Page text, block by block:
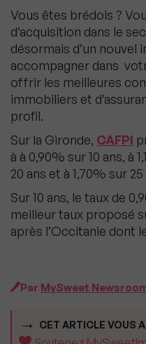
Vous êtes brédois ?
d’acquisition dans le
désormais d’un
accompagner dans
offrir les meilleures
immobiliers et
profil.
Sur la Gironde, CAFPI
à à 0,90% sur 10 ans, à
20 ans et à 1,70% sur 25
Sur 10 ans, le taux de
meilleur taux proposé
après l’Occitanie dont
Par MySweet
CET ARTICLE VOUS